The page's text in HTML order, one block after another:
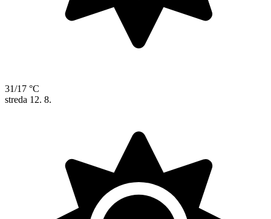
31/17 °C
streda 12. 8.